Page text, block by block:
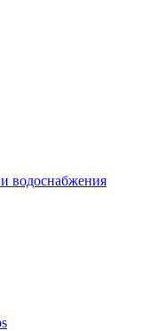
водоснабжения